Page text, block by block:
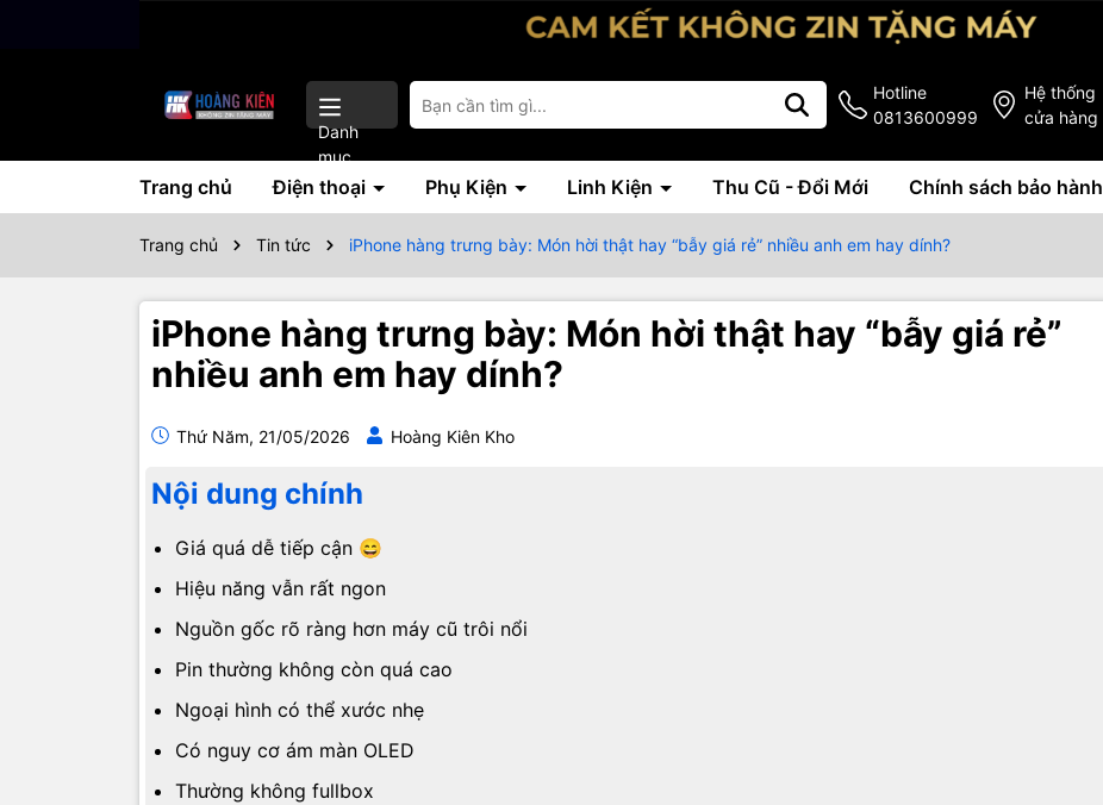
Danh
mục
Hotline
0813600999
Hệ thống
cửa hàng
Trang chủ Điện thoại Phụ Kiện Linh Kiện Thu Cũ - Đổi Mới Chính sách bảo hành
Trang chủ Tin tức iPhone hàng trưng bày: Món hời thật hay “bẫy giá rẻ” nhiều anh em hay dính?
iPhone hàng trưng bày: Món hời thật hay “bẫy giá rẻ”
nhiều anh em hay dính?
Thứ Năm, 21/05/2026 Hoàng Kiên Kho
Nội dung chính
Giá quá dễ tiếp cận 😄
Hiệu năng vẫn rất ngon
Nguồn gốc rõ ràng hơn máy cũ trôi nổi
Pin thường không còn quá cao
Ngoại hình có thể xước nhẹ
Có nguy cơ ám màn OLED
Thường không fullbox